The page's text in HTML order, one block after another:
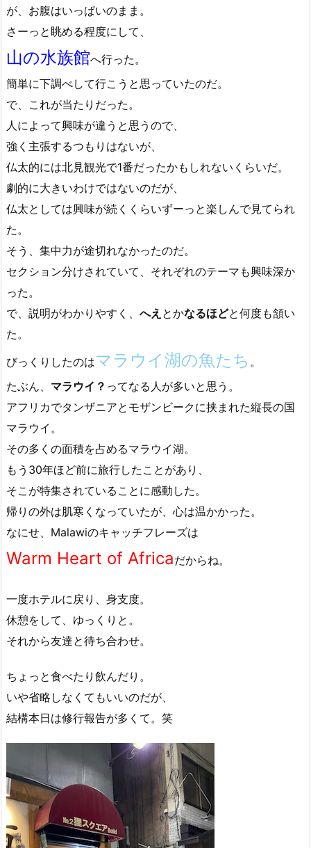
が、お腹はいっぱいのまま。
さーっと眺める程度にして、
山の水族館へ行った。
簡単に下調べして行こうと思っていたのだ。
で、これが当たりだった。
人によって興味が違うと思うので、
強く主張するつもりはないが、
仏太的には北見観光で1番だったかもしれないくらいだ。
劇的に大きいわけではないのだが、
仏太としては興味が続くくらいずーっと楽しんで見てられ
た。
そう、集中力が途切れなかったのだ。
セクション分けされていて、それぞれのテーマも興味深か
った。
で、説明がわかりやすく、 へえ とかなるほどと何度も頷い
た。
びっくりしたのはマラウイ湖の魚たち 。
たぶん、 マラウイ？ ってなる人が多いと思う。
アフリカでタンザニアとモザンビークに挟まれた縦長の国
マラウイ。
その多くの面積を占めるマラウイ湖。
もう30年ほど前に旅行したことがあり、
そこが特集されていることに感動した。
帰りの外は肌寒くなっていたが、心は温かかった。
なにせ、Malawiのキャッチフレーズは
Warm Heart of Africaだからね。
一度ホテルに戻り、身支度。
休憩をして、ゆっくりと。
それから友達と待ち合わせ。
ちょっと食べたり飲んだり。
いや省略しなくてもいいのだが、
結構本日は修行報告が多くて。笑